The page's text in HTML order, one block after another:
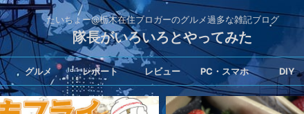
たいちょー@栃木在住ブロガーのグルメ過多な雑記ブログ
隊長がいろいろとやってみた
グルメ レポート レビュー PC・スマホ DIY